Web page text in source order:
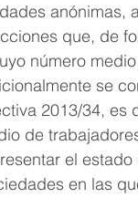
anónimas,
que, de
número
se
2013/34, es
de
el
en las